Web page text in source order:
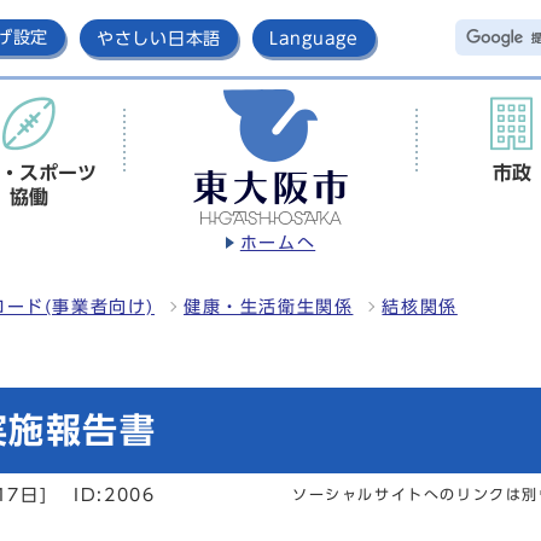
設定 やさしい日本語 Language
ホームへ
スポーツ
協働
市政
ード(事業者向け) 健康・生活衛生関係 結核関係
報告書
日] ID:2006 ソーシャルサイトへのリンクは